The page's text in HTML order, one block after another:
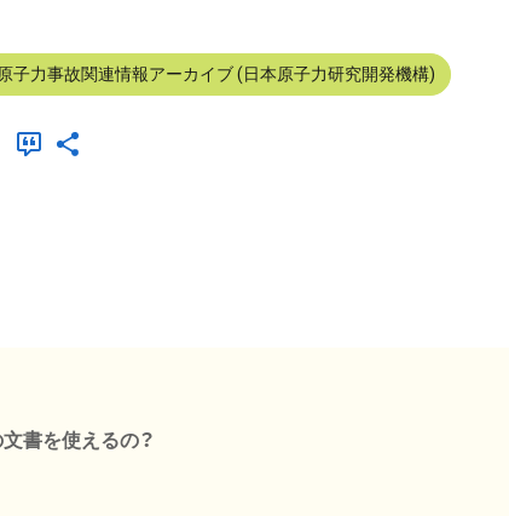
子力事故関連情報アーカイブ (日本原子力研究開発機構)
書を使えるの？